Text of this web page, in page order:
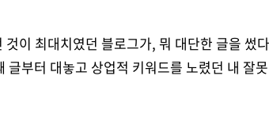
이 최대치였던 블로그가, 뭐 대단한 글을 썼다
부터 대놓고 상업적 키워드를 노렸던 내 잘못